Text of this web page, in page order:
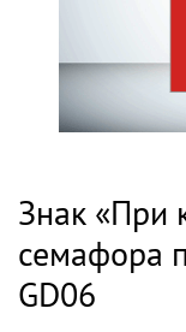
Знак «При
семафора
GD06